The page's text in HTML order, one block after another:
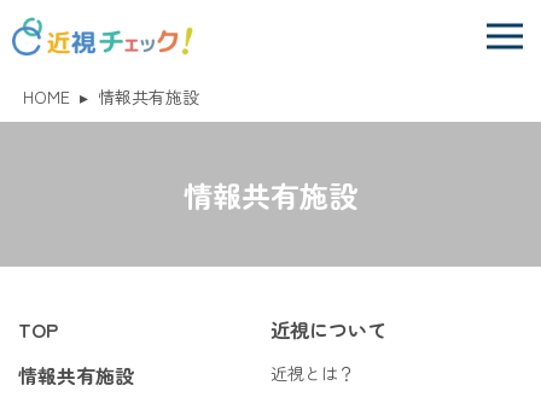
HOME ▸ 情報共有施設
情報共有施設
TOP
情報共有施設
近視について
近視とは？